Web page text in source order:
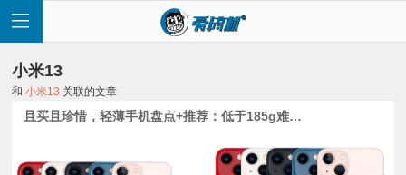
首
小米13
和小米13 关联的文章
且买且珍惜，轻薄手机盘点+推荐：低于185g难难难